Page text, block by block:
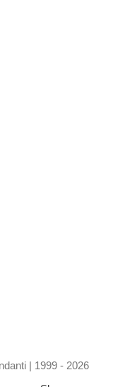
| 1999 - 2026